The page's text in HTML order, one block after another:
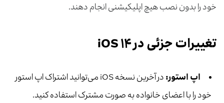
خود را بدون نصب هیچ اپلیکیشنی انجام دهند.
تغییرات جزئی در iOS ۱۴
اپ استور:
در آخرین نسخه iOS می‌توانید اشتراک اپ استور
خود را با اعضای خانواده به صورت مشترک استفاده کنید.